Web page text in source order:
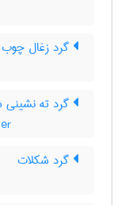
گرد زغال چوب
گرد ته نشینی
گرد شکلات